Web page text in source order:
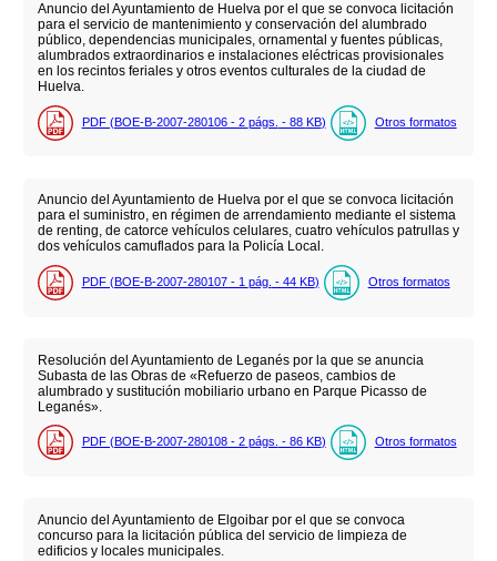
Anuncio del Ayuntamiento de Huelva por el que se convoca licitación
para el servicio de mantenimiento y conservación del alumbrado
público, dependencias municipales, ornamental y fuentes públicas,
alumbrados extraordinarios e instalaciones eléctricas provisionales
en los recintos feriales y otros eventos culturales de la ciudad de
Huelva.
PDF (BOE-B-2007-280106 - 2 págs. - 88 KB) Otros formatos
Anuncio del Ayuntamiento de Huelva por el que se convoca licitación
para el suministro, en régimen de arrendamiento mediante el sistema
de renting, de catorce vehículos celulares, cuatro vehículos patrullas y
dos vehículos camuflados para la Policía Local.
PDF (BOE-B-2007-280107 - 1 pág. - 44 KB) Otros formatos
Resolución del Ayuntamiento de Leganés por la que se anuncia
Subasta de las Obras de «Refuerzo de paseos, cambios de
alumbrado y sustitución mobiliario urbano en Parque Picasso de
Leganés».
PDF (BOE-B-2007-280108 - 2 págs. - 86 KB) Otros formatos
Anuncio del Ayuntamiento de Elgoibar por el que se convoca
concurso para la licitación pública del servicio de limpieza de
edificios y locales municipales.